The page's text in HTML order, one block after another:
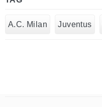
A.C. Milan Juventus